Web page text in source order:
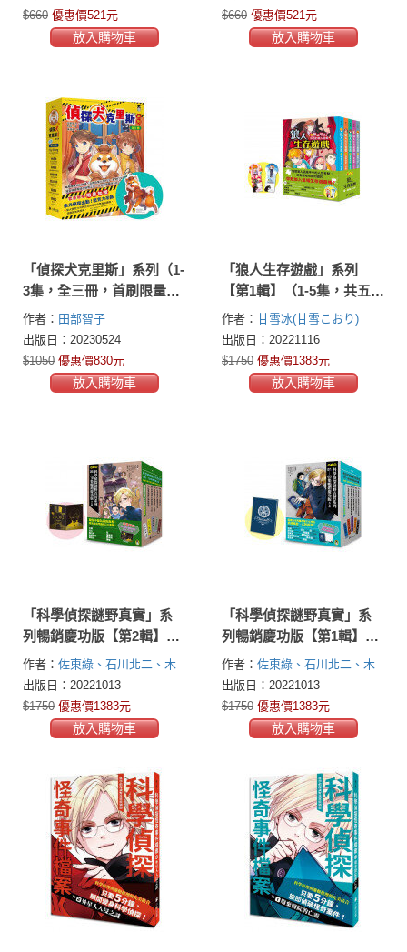
$660 優惠價521元
放入購物車
贈：日本獨家授權．時空
旅行桌遊組）
$660 優惠價521元
放入購物車
「偵探犬克里斯」系列（1-
3集，全三冊，首刷限量加
贈「柴犬偵探出動！壓克
力吊飾」）
作者： 田部智子
出版日：20230524
$1050 優惠價830元
放入購物車
「狼人生存遊戲」系列
【第1輯】（1-5集，共五
冊，首刷限量加贈「嗷嗚
狼人透明書籤2款」）
作者： 甘雪冰(甘雪こおり)
出版日：20221116
$1750 優惠價1383元
放入購物車
「科學偵探謎野真實」系
列暢銷慶功版【第2輯】
（6-10集，共五冊，加贈
「邪不勝正謎野真實超正
File夾」）
作者： 佐東綠、石川北二、木
滝理真、田中智章
出版日：20221013
$1750 優惠價1383元
放入購物車
「科學偵探謎野真實」系
列暢銷慶功版【第1輯】
（1-5集，共五冊，加贈
「福爾摩斯學園入學必備
筆記本」）
作者： 佐東綠、石川北二、木
滝理真、田中智章
出版日：20221013
$1750 優惠價1383元
放入購物車